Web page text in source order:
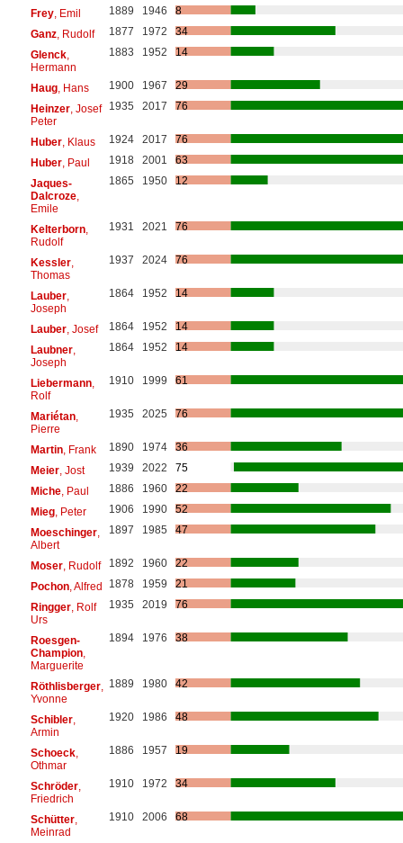
Frey, Emil 1889 1946
8
Ganz, Rudolf 1877 1972
34
Glenck,
Hermann
1883 1952 14
Haug, Hans 1900 1967
29
Heinzer, Josef
Peter
1935 2017 76
Huber, Klaus 1924 2017
76
Huber, Paul 1918 2001
63
Jaques-
Dalcroze,
Emile
1865 1950 12
Kelterborn,
Rudolf
1931 2021 76
Kessler,
Thomas
1937 2024 76
Lauber,
Joseph
1864 1952 14
Lauber, Josef 1864 1952
14
Laubner,
Joseph
1864 1952 14
Liebermann,
Rolf
1910 1999 61
Mariétan,
Pierre
1935 2025 76
Martin, Frank 1890 1974
36
Meier, Jost 1939 2022
75
Miche, Paul 1886 1960
22
Mieg, Peter 1906 1990
52
Moeschinger,
Albert
1897 1985 47
Moser, Rudolf 1892 1960
22
Pochon, Alfred 1878 1959
21
Ringger, Rolf
Urs
1935 2019 76
Roesgen-
Champion,
Marguerite
1894 1976 38
Röthlisberger,
Yvonne
1889 1980 42
Schibler,
Armin
1920 1986 48
Schoeck,
Othmar
1886 1957 19
Schröder,
Friedrich
1910 1972 34
Schütter,
Meinrad
1910 2006 68